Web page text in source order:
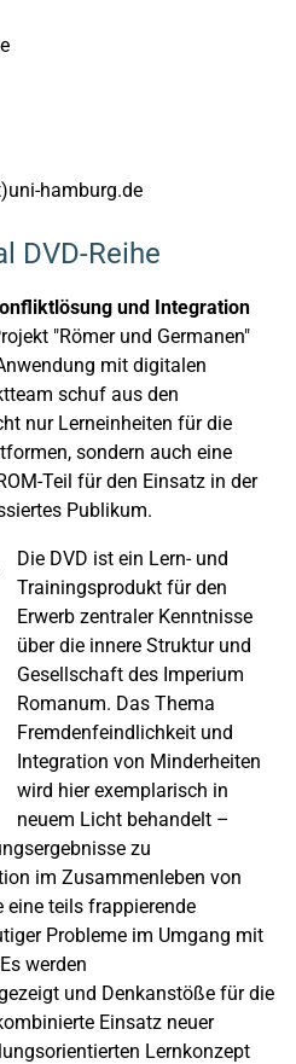
hamburg.de
DVD-Reihe
und Integration
"Römer und Germanen"
mit digitalen
schuf aus den
nur Lerneinheiten für die
sondern auch eine
Teil für den Einsatz in der
Publikum.
Die DVD ist ein Lern- und
Trainingsprodukt für den
Erwerb zentraler Kenntnisse
über die innere Struktur und
Gesellschaft des Imperium
Romanum. Das Thema
Fremdenfeindlichkeit und
Integration von Minderheiten
wird hier exemplarisch in
neuem Licht behandelt –
zu
im Zusammenleben von
eine teils frappierende
Probleme im Umgang mit
werden
und Denkanstöße für die
Einsatz neuer
Lernkonzept